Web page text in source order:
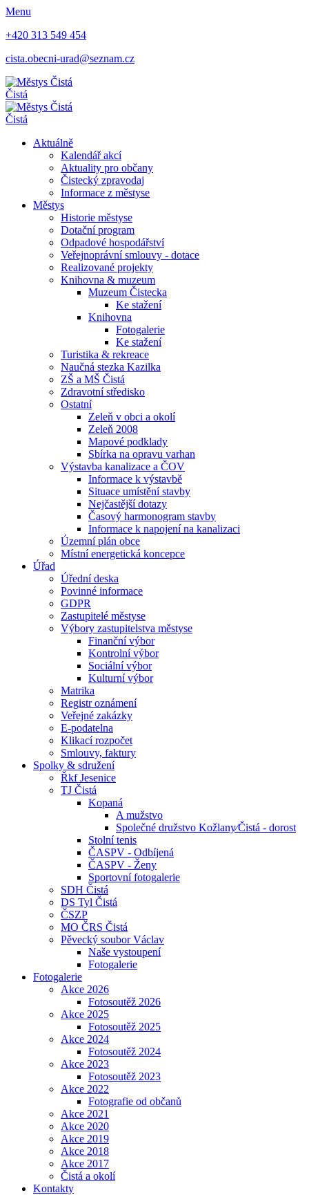
Menu
+420 313 549 454
cista.obecni-urad@seznam.cz
Čistá
Čistá
Aktuálně
Kalendář akcí
Aktuality pro občany
Čistecký zpravodaj
Informace z městyse
Městys
Historie městyse
Dotační program
Odpadové hospodářství
Veřejnoprávní smlouvy - dotace
Realizované projekty
Knihovna & muzeum
Muzeum Čistecka
Ke stažení
Knihovna
Fotogalerie
Ke stažení
Turistika & rekreace
Naučná stezka Kazilka
ZŠ a MŠ Čistá
Zdravotní středisko
Ostatní
Zeleň v obci a okolí
Zeleň 2008
Mapové podklady
Sbírka na opravu varhan
Výstavba kanalizace a ČOV
Informace k výstavbě
Situace umístění stavby
Nejčastější dotazy
Časový harmonogram stavby
Informace k napojení na kanalizaci
Územní plán obce
Místní energetická koncepce
Úřad
Úřední deska
Povinné informace
GDPR
Zastupitelé městyse
Výbory zastupitelstva městyse
Finanční výbor
Kontrolní výbor
Sociální výbor
Kulturní výbor
Matrika
Registr oznámení
Veřejné zakázky
E-podatelna
Klikací rozpočet
Smlouvy, faktury
Spolky & sdružení
Řkf Jesenice
TJ Čistá
Kopaná
A mužstvo
Společné družstvo Kožlany⁄Čistá - dorost
Stolní tenis
ČASPV - Odbíjená
ČASPV - Ženy
Sportovní fotogalerie
SDH Čistá
DS Tyl Čistá
ČSZP
MO ČRS Čistá
Pěvecký soubor Václav
Naše vystoupení
Fotogalerie
Fotogalerie
Akce 2026
Fotosoutěž 2026
Akce 2025
Fotosoutěž 2025
Akce 2024
Fotosoutěž 2024
Akce 2023
Fotosoutěž 2023
Akce 2022
Fotografie od občanů
Akce 2021
Akce 2020
Akce 2019
Akce 2018
Akce 2017
Čistá a okolí
Kontakty